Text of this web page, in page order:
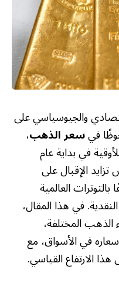
والجيوسياسي على
فيسعر الذهب،
الـ 4600 دولار للأوقية في بداية عام
تزايد الإقبال على
العالمية
في هذا المقال،
المختلفة،
في الأسواق، مع
الارتفاع القياسي.